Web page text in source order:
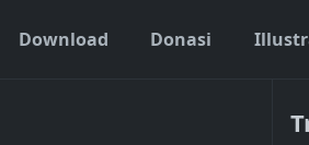
Download Donasi